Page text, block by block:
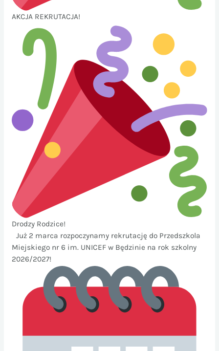
AKCJA REKRUTACJA!
Drodzy Rodzice!
Już 2 marca rozpoczynamy rekrutację do Przedszkola
Miejskiego nr 6 im. UNICEF w Będzinie na rok szkolny
2026/2027!